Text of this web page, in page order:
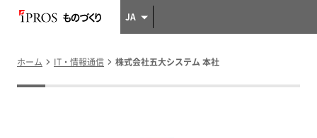
JA
ホーム IT・情報通信 株式会社五大システム 本社